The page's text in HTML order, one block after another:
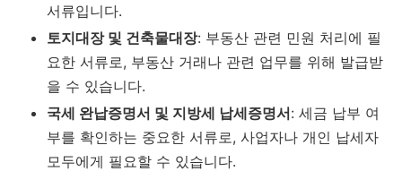
서류입니다.
토지대장 및 건축물대장: 부동산 관련 민원 처리에 필
요한 서류로, 부동산 거래나 관련 업무를 위해 발급받
을 수 있습니다.
국세 완납증명서 및 지방세 납세증명서: 세금 납부 여
부를 확인하는 중요한 서류로, 사업자나 개인 납세자
모두에게 필요할 수 있습니다.